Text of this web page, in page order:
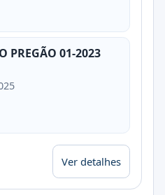
PREGÃO 01-2023
Ver detalhes